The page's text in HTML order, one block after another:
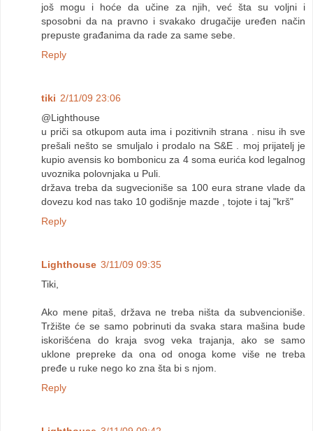
još mogu i hoće da učine za njih, već šta su voljni i
sposobni da na pravno i svakako drugačije uređen način
prepuste građanima da rade za same sebe.
Reply
tiki 2/11/09 23:06
@Lighthouse
u priči sa otkupom auta ima i pozitivnih strana . nisu ih sve
prešali nešto se smuljalo i prodalo na S&E . moj prijatelj je
kupio avensis ko bombonicu za 4 soma eurića kod legalnog
uvoznika polovnjaka u Puli.
država treba da sugvecioniše sa 100 eura strane vlade da
dovezu kod nas tako 10 godišnje mazde , tojote i taj "krš"
Reply
Lighthouse 3/11/09 09:35
Tiki,
Ako mene pitaš, država ne treba ništa da subvencioniše.
Tržište će se samo pobrinuti da svaka stara mašina bude
iskorišćena do kraja svog veka trajanja, ako se samo
uklone prepreke da ona od onoga kome više ne treba
pređe u ruke nego ko zna šta bi s njom.
Reply